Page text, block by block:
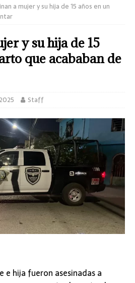
a mujer y su hija de 15 años en un
y su hija de 15
que acababan de
Staff
e hija fueron asesinadas a